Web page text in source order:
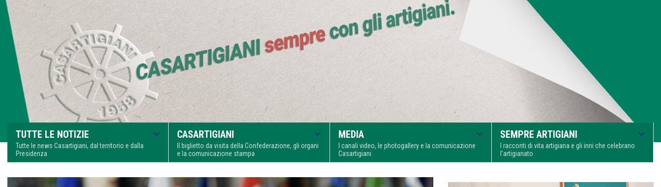
TUTTE LE NOTIZIE
Tutte le news Casartigiani, dal territorio e dalla
Presidenza
CASARTIGIANI
Il biglietto da visita della Confederazione, gli organi
e la comunicazione stampa
MEDIA
I canali video, le photogallery e la comunicazione
Casartigiani
SEMPRE ARTIGIANI
I racconti di vita artigiana e gli inni che celebrano
l’artigianato